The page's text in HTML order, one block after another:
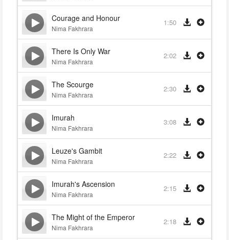
Courage and Honour
Nima Fakhrara
1:50
There Is Only War
Nima Fakhrara
2:02
The Scourge
Nima Fakhrara
2:30
Imurah
Nima Fakhrara
3:08
Leuze's Gambit
Nima Fakhrara
2:22
Imurah's Ascension
Nima Fakhrara
2:15
The Might of the Emperor
Nima Fakhrara
2:18